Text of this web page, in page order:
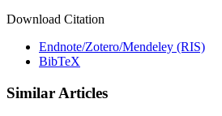
Download Citation
Endnote/Zotero/Mendeley (RIS)
BibTeX
Similar Articles